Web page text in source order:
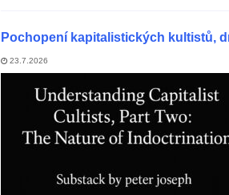
Pochopení kapitalistických kultistů,
23.7.2026